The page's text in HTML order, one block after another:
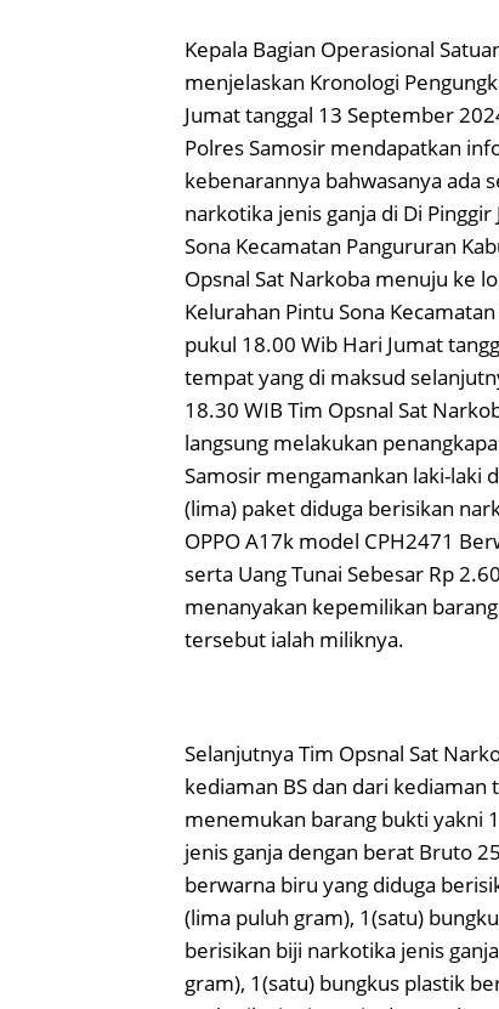
Kepala Bagian Operasional
menjelaskan Kronologi
Jumat tanggal 13 September
Polres Samosir mendapatkan
kebenarannya bahwasanya ada
narkotika jenis ganja di Di
Sona Kecamatan Pangururan
Opsnal Sat Narkoba menuju ke
Kelurahan Pintu Sona
pukul 18.00 Wib Hari Jumat
tempat yang di maksud
18.30 WIB Tim Opsnal Sat
langsung melakukan
Samosir mengamankan laki-laki
(lima) paket diduga berisikan
OPPO A17k model CPH2471
serta Uang Tunai Sebesar Rp
menanyakan kepemilikan
tersebut ialah miliknya.
Selanjutnya Tim Opsnal Sat
kediaman BS dan dari kediaman
menemukan barang bukti yakni
jenis ganja dengan berat Bruto
berwarna biru yang diduga
(lima puluh gram), 1(satu)
berisikan biji narkotika jenis
gram), 1(satu) bungkus plastik